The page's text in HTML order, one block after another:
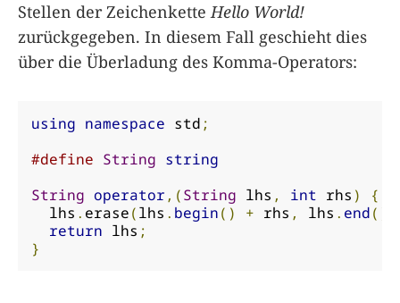
Stellen der ZeichenketteHello World!
zurückgegeben. In diesem Fall geschieht dies
über die Überladung des Komma-Operators:
using namespace std ;
#define String string
String operator ,(String lhs , int rhs )
{
  lhs
. erase(lhs . begin() + rhs , lhs . end
return lhs ;
}